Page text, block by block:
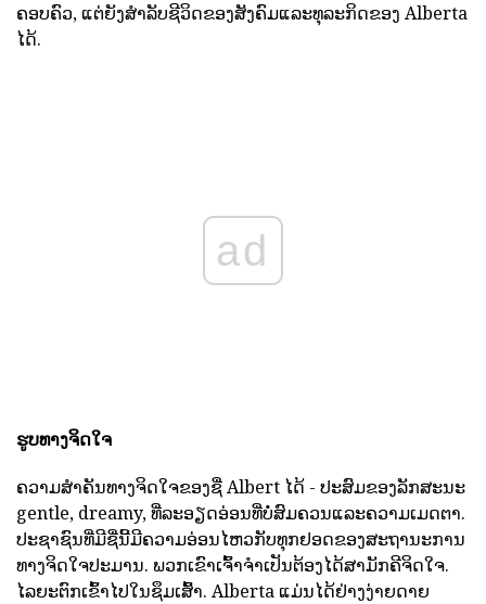
ຄອບຄົວ, ແຕ່ຍັງສໍາລັບຊີວິດຂອງສັງຄົມແລະທຸລະກິດຂອງ Alberta
ໄດ້.
ad
ຮູບທາງຈິດໃຈ
ຄວາມສໍາຄັນທາງຈິດໃຈຂອງຊື່ Albert ໄດ້ - ປະສົມຂອງລັກສະນະ
gentle, dreamy, ທີ່ລະອຽດອ່ອນທີ່ບໍ່ສົມຄວນແລະຄວາມເມດຕາ.
ປະຊາຊົນທີ່ມີຊື່ນີ້ມີຄວາມອ່ອນໄຫວກັບທຸກຢອດຂອງສະຖານະການ
ທາງຈິດໃຈປະມານ. ພວກເຂົາເຈົ້າຈໍາເປັນຕ້ອງໄດ້ສາມັກຄີຈິດໃຈ.
ໄລຍະຕົກເຂົ້າໄປໃນຊຶມເສົ້າ. Alberta ແມ່ນໄດ້ຢ່າງງ່າຍດາຍ